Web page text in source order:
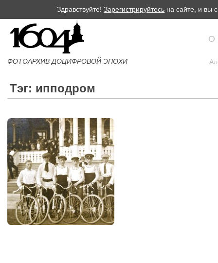
Здравствуйте!Зарегистрируйтесь на сайте, и вы
ФОТОАРХИВ ДОЦИФРОВОЙ ЭПОХИ
О
Тэг: ипподром